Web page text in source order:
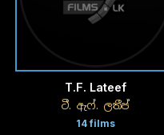
T.F. Lateef
ටී. ඇෆ්. ලතීප්
14 films